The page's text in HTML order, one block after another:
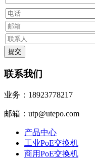
联系我们
业务：18923778217
邮箱：utp@utepo.com
产品中心
工业PoE交换机
商用PoE交换机